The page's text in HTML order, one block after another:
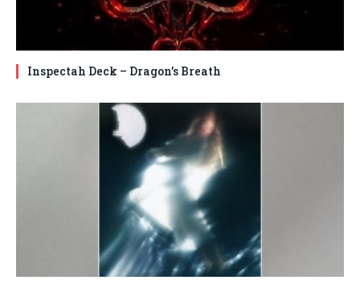
Inspectah Deck – Dragon’s Breath